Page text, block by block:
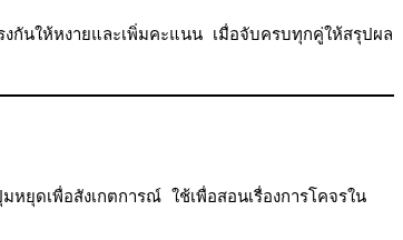
ให้หงายและเพิ่มคะแนน เมื่อจับครบทุกคู่ให้สรุปผล
ยุดเพื่อสังเกตการณ์ ใช้เพื่อสอนเรื่องการโคจรใน